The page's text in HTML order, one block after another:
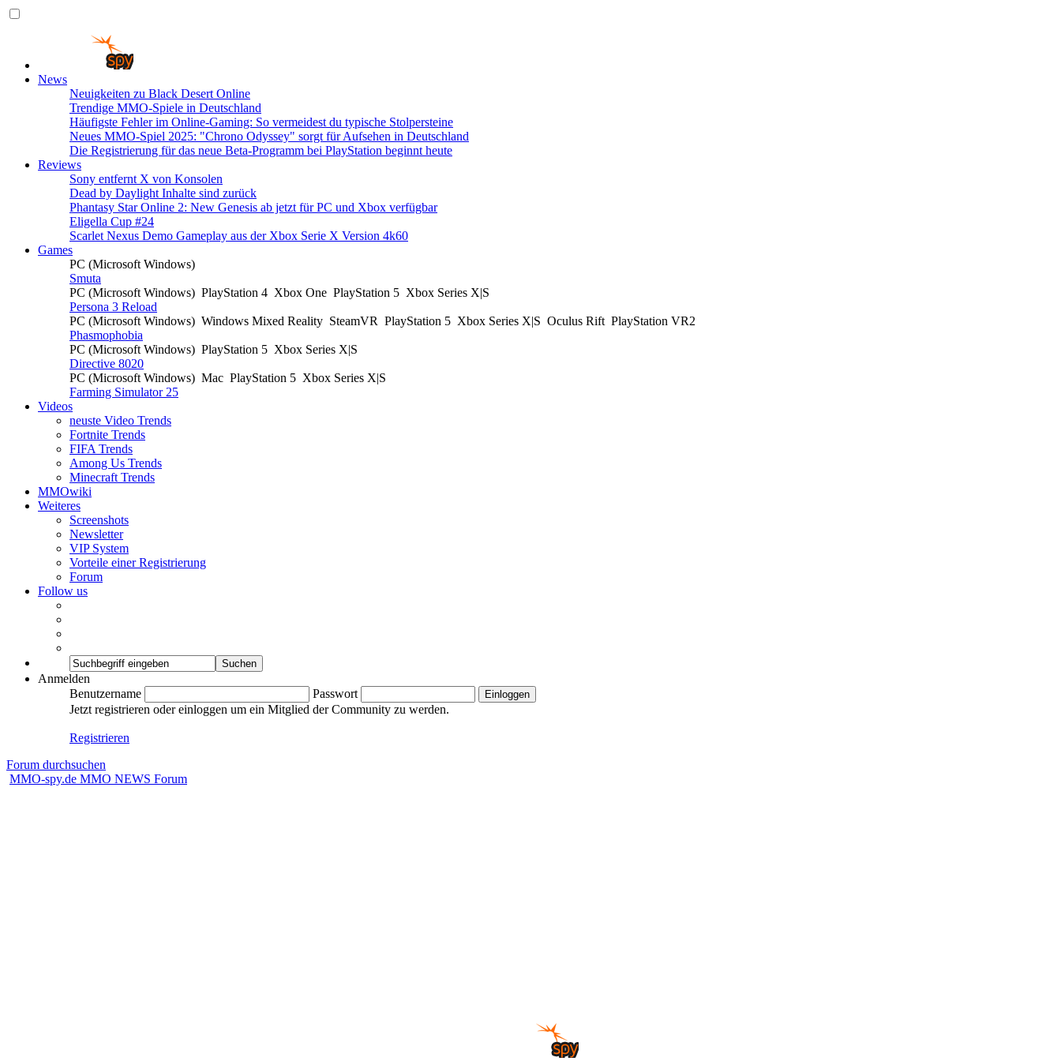
News
Neuigkeiten zu Black Desert Online
Trendige MMO-Spiele in Deutschland
Häufigste Fehler im Online-Gaming: So vermeidest du typische Stolpersteine
Neues MMO-Spiel 2025: "Chrono Odyssey" sorgt für Aufsehen in Deutschland
Die Registrierung für das neue Beta-Programm bei PlayStation beginnt heute
Reviews
Sony entfernt X von Konsolen
Dead by Daylight Inhalte sind zurück
Phantasy Star Online 2: New Genesis ab jetzt für PC und Xbox verfügbar
Eligella Cup #24
Scarlet Nexus Demo Gameplay aus der Xbox Serie X Version 4k60
Games
PC (Microsoft Windows)
Smuta
PC (Microsoft Windows) PlayStation 4 Xbox One PlayStation 5 Xbox Series X|S
Persona 3 Reload
PC (Microsoft Windows) Windows Mixed Reality SteamVR PlayStation 5 Xbox Series X|S Oculus Rift PlayStation VR2
Phasmophobia
PC (Microsoft Windows) PlayStation 5 Xbox Series X|S
Directive 8020
PC (Microsoft Windows) Mac PlayStation 5 Xbox Series X|S
Farming Simulator 25
Videos
neuste Video Trends
Fortnite Trends
FIFA Trends
Among Us Trends
Minecraft Trends
MMOwiki
Weiteres
Screenshots
Newsletter
VIP System
Vorteile einer Registrierung
Forum
Follow us
Anmelden
Benutzername
Passwort
Jetzt registrieren oder einloggen um ein Mitglied der Community zu werden.
Registrieren
Forum durchsuchen
MMO-spy.de MMO NEWS Forum